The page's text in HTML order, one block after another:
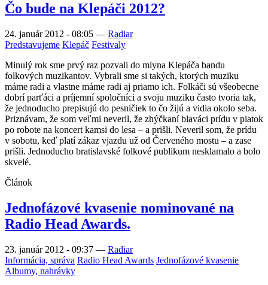
Čo bude na Klepáči 2012?
24. január 2012 - 08:05 — Radiar
Predstavujeme Klepáč Festivaly
Minulý rok sme prvý raz pozvali do mlyna Klepáča bandu
folkových muzikantov. Vybrali sme si takých, ktorých muziku
máme radi a vlastne máme radi aj priamo ich. Folkáči sú všeobecne
dobrí parťáci a príjemní spoločníci a svoju muziku často tvoria tak,
že jednoducho prepisujú do pesničiek to čo žijú a vidia okolo seba.
Priznávam, že som veľmi neveril, že zhýčkaní blaváci prídu v piatok
po robote na koncert kamsi do lesa – a prišli. Neveril som, že prídu
v sobotu, keď platí zákaz vjazdu už od Červeného mostu – a zase
prišli. Jednoducho bratislavské folkové publikum nesklamalo a bolo
skvelé.
Článok
Jednofázové kvasenie nominované na
Radio Head Awards.
23. január 2012 - 09:37 — Radiar
Informácia, správa Radio Head Awards Jednofázové kvasenie
Albumy, nahrávky